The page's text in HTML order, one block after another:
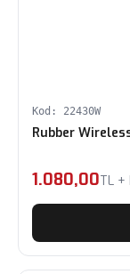
Kod: 22430W
Rubber
1.080,00TL +